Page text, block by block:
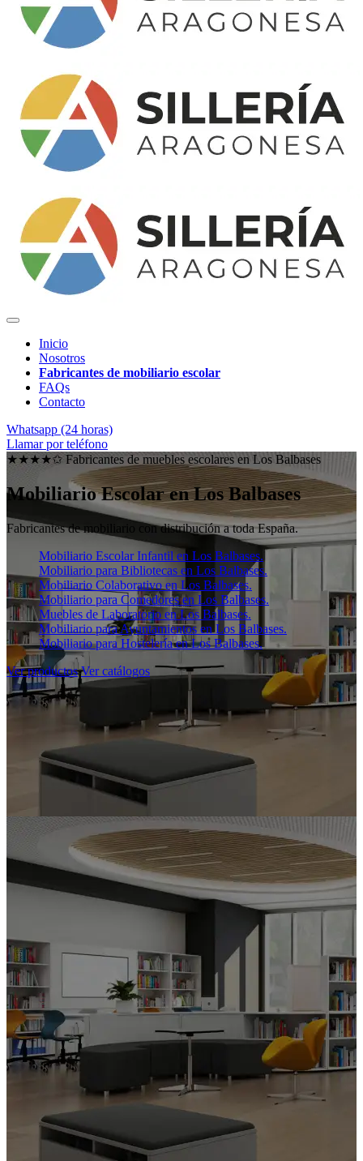
Inicio
Nosotros
Fabricantes de mobiliario escolar
FAQs
Contacto
Whatsapp (24 horas)
Llamar por teléfono
★★★★✩ Fabricantes de muebles escolares en Los Balbases
Mobiliario Escolar enLos Balbases
Fabricantes de mobiliario con distribución a toda España.
Mobiliario Escolar Infantil en Los Balbases.
Mobiliario para Bibliotecas en Los Balbases.
Mobiliario Colaborativo en Los Balbases.
Mobiliario para Comedores en Los Balbases.
Muebles de Laboratorio en Los Balbases.
Mobiliario para Ayuntamientos en Los Balbases.
Mobiliario para Hostelería en Los Balbases.
Ver productos Ver catálogos